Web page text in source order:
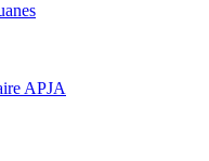
APJA